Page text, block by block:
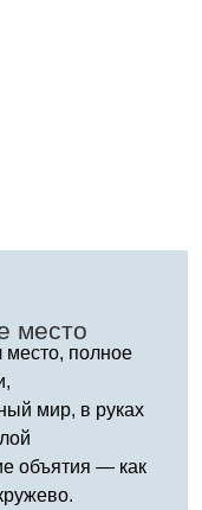
место
полное
мир, в руках
объятия — как